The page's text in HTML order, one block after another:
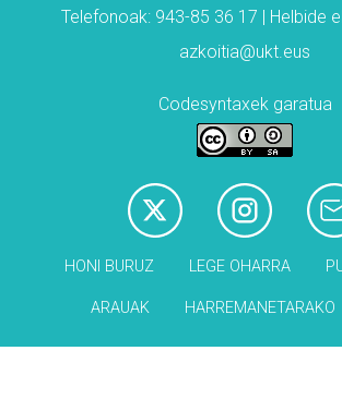
Telefonoak: 943-85 36 17 | Helbide
azkoitia@ukt.eus
Codesyntaxek garatua
HONI BURUZ LEGE OHARRA
ARAUAK HARREMANETARAKO